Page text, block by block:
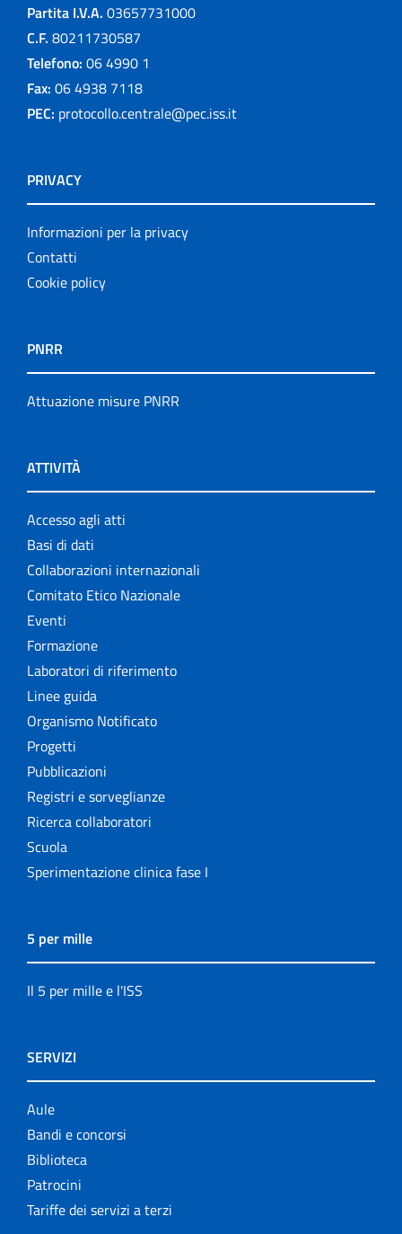
Partita I.V.A. 03657731000
C.F. 80211730587
Telefono: 06 4990 1
Fax: 06 4938 7118
PEC: protocollo.centrale@pec.iss.it
PRIVACY
Informazioni per la privacy
Contatti
Cookie policy
PNRR
Attuazione misure PNRR
ATTIVITÀ
Accesso agli atti
Basi di dati
Collaborazioni internazionali
Comitato Etico Nazionale
Eventi
Formazione
Laboratori di riferimento
Linee guida
Organismo Notificato
Progetti
Pubblicazioni
Registri e sorveglianze
Ricerca collaboratori
Scuola
Sperimentazione clinica fase I
5 per mille
Il 5 per mille e l'ISS
SERVIZI
Aule
Bandi e concorsi
Biblioteca
Patrocini
Tariffe dei servizi a terzi